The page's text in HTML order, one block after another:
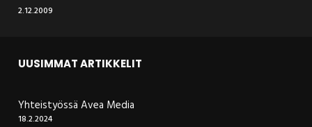
2.12.2009
UUSIMMAT ARTIKKELIT
Yhteistyössä Avea Media
18.2.2024